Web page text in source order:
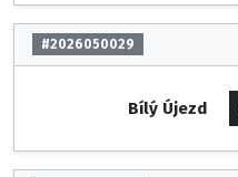
#2026050029
Bílý Újezd